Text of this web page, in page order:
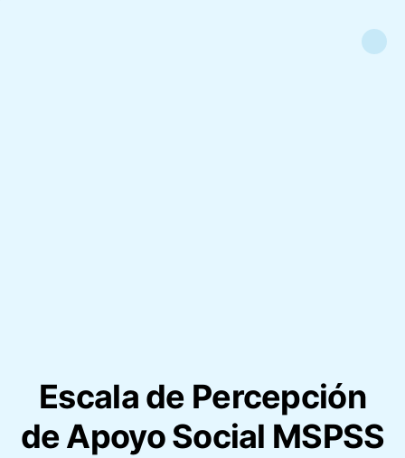
Escala de Percepción
de Apoyo Social MSPSS